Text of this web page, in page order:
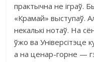
практычна не іграў.
«Крамай» выступаў.
некалькі нотаў. На
ўжо ва Універсітэце
а на ценар-горне —